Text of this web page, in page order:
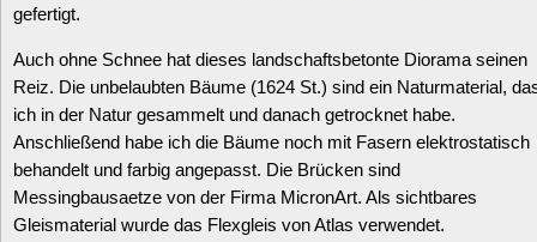
gefertigt.
Auch ohne Schnee hat dieses landschaftsbetonte Diorama seinen
Reiz. Die unbelaubten Bäume (1624 St.) sind ein Naturmaterial,
ich in der Natur gesammelt und danach getrocknet habe.
Anschließend habe ich die Bäume noch mit Fasern elektrostatisch
behandelt und farbig angepasst. Die Brücken sind
Messingbausaetze von der Firma MicronArt. Als sichtbares
Gleismaterial wurde das Flexgleis von Atlas verwendet.